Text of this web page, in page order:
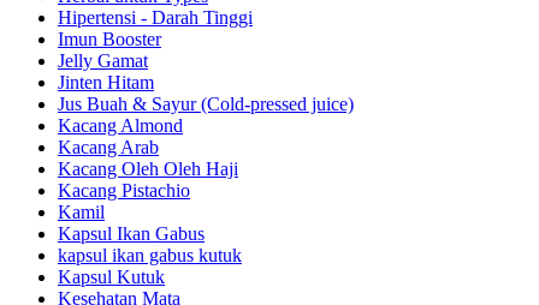
Hipertensi - Darah Tinggi
Imun Booster
Jelly Gamat
Jinten Hitam
Jus Buah & Sayur (Cold-pressed juice)
Kacang Almond
Kacang Arab
Kacang Oleh Oleh Haji
Kacang Pistachio
Kamil
Kapsul Ikan Gabus
kapsul ikan gabus kutuk
Kapsul Kutuk
Kesehatan Mata